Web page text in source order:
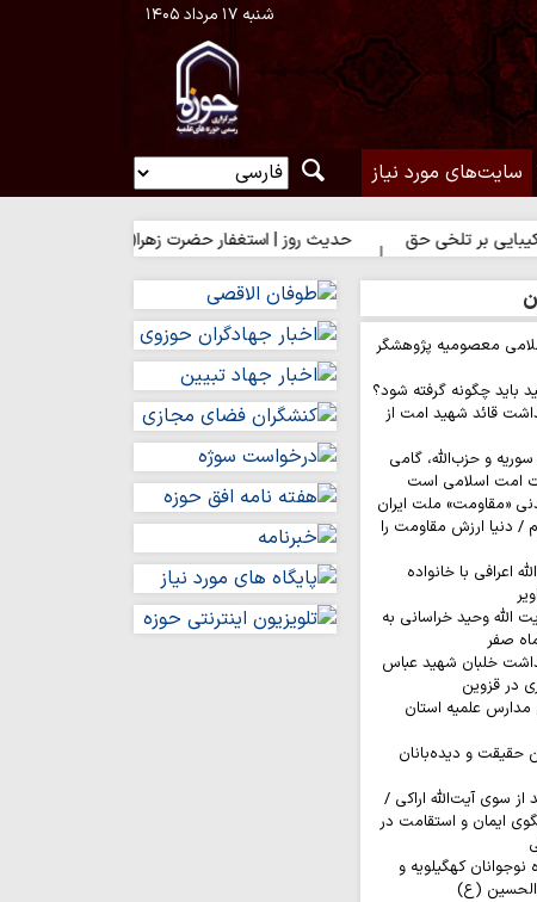
شنبه ۱۷ مرداد ۱۴۰۵
سایت‌های مورد نیاز
تلخی حق حدیث روز | استغفار حضرت زهرا(س) برای زائران امام
معصومیه پژوهشگر
باید چگونه گرفته شود؟
قائد شهید امت از
و حزب‌الله، گامی
امت اسلامی است
«مقاومت» ملت ایران
دنیا ارزش مقاومت را
اعرافی با خانواده
الله وحید خراسانی به
صفر
خلبان شهید عباس
در قزوین
علمیه استان
حقیقت و دیده‌بانان
سوی آیت‌الله اراکی /
ایمان و استقامت در
۲۰۰ نفره نوجوانان کهگیلویه و
الحسین (ع)